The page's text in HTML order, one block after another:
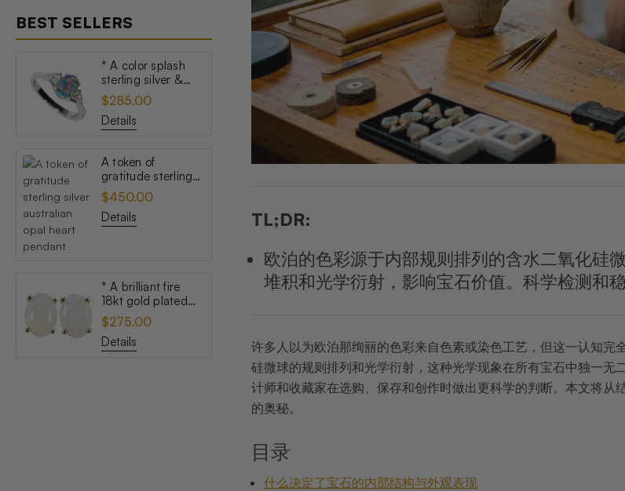
BEST SELLERS
* A color splash
sterling silver &
topaz australian
opal ring
$285.00
Details
A token of
gratitude sterling
silver australian
opal heart pendant
$450.00
Details
* A brilliant fire
18kt gold plated
australian white
opal stud earrings
$275.00
Details
TL;DR:
欧泊的色彩源于内部规则排列的含水二氧化硅
堆积和光学衍射，影响宝石价值。科学检测和
许多人以为欧泊那绚丽的色彩来自色素或染色工艺，但这一认知
硅微球的规则排列和光学衍射，这种光学现象在所有宝石中独一
计师和收藏家在选购、保存和创作时做出更科学的判断。本文将
的奥秘。
目录
什么决定了宝石的内部结构与外观表现